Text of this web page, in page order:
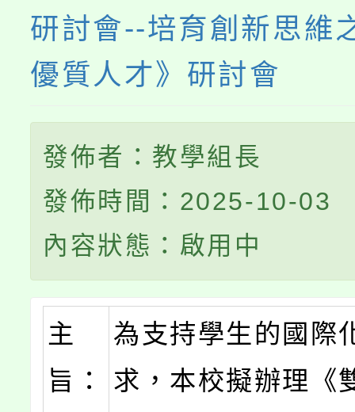
研討會--培育創新思維
優質人才》研討會
發佈者：教學組長
發佈時間：2025-10-03
內容狀態：啟用中
主
旨：
為支持學生的國際
求，本校擬辦理《